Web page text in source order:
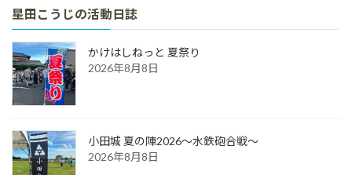
星田こうじの活動日誌
かけはしねっと 夏祭り
2026年8月8日
小田城 夏の陣2026～水鉄砲合戦～
2026年8月8日